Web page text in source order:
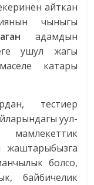
айткан
чыныгы
адамдын
ушул жагы
катары
тестиер
уул-
болсо,
байбичелик